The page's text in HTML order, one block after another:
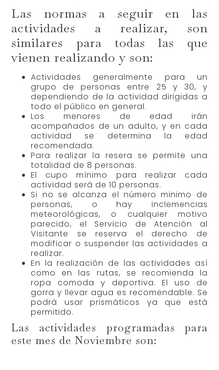
Las normas a seguir en las
actividades a realizar, son
similares para todas las que
vienen realizando y son:
Actividades generalmente para un
grupo de personas entre 25 y 30, y
dependiendo de la actividad dirigidas a
todo el público en general.
Los menores de edad irán
acompañados de un adulto, y en cada
actividad se determina la edad
recomendada.
Para realizar la resera se permite una
totalidad de 8 personas.
El cupo mínimo para realizar cada
actividad será de 10 personas.
Si no se alcanza el número minimo de
personas, o hay inclemencias
meteorológicas, o cualquier motivo
parecido, el Servicio de Atención al
Visitante se reserva el derecho de
modificar o suspender las actividades a
realizar.
En la realización de las actividades así
como en las rutas, se recomienda la
ropa comoda y deportiva. El uso de
gorra y llevar agua es recomendable. Se
podrá usar prismáticos ya que está
permitido.
Las actividades programadas para
este mes de Noviembre son: